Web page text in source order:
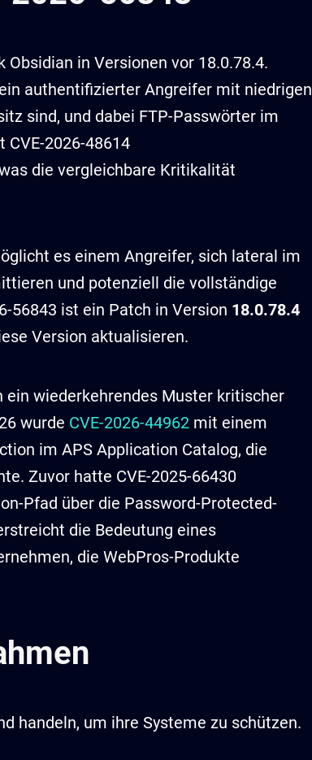
Obsidian in Versionen vor 18.0.78.4.
authentifizierter Angreifer mit niedrigen
sind, und dabei FTP-Passwörter im
2026-48614
die vergleichbare Kritikalität
es einem Angreifer, sich lateral im
und potenziell die vollständige
56843 ist ein Patch in Version 18.0.78.4
Version aktualisieren.
ein wiederkehrendes Muster kritischer
wurde CVE-2026-44962mit einem
im APS Application Catalog, die
Zuvor hatte CVE-2025-66430
Pfad über die Password-Protected-
die Bedeutung eines
die WebPros-Produkte
handeln, um ihre Systeme zu schützen.